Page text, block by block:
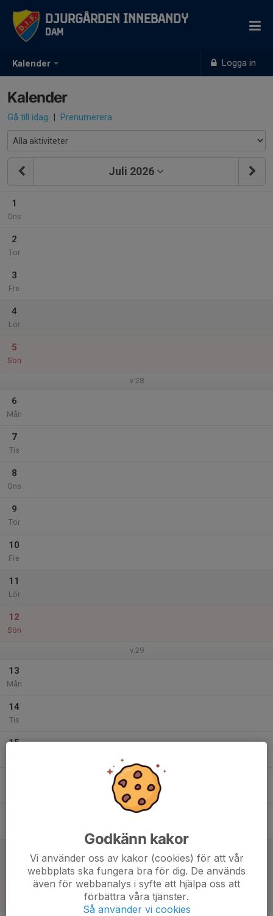
Kalender Logga in
Djurgården Innebandy
Dam
Kalender
Gå till idag | Prenumerera
Juli 2026
1
Ons
2
Tor
3
Fre
4
Lör
5
Sön
v.28
6
Mån
7
Tis
8
Ons
9
Tor
10
Fre
11
Lör
12
Sön
v.29
13
Mån
14
Tis
15
Godkänn kakor
Vi använder oss av kakor (cookies) för att vår
webbplats ska fungera bra för dig. De används
även för webbanalys i syfte att hjälpa oss att
förbättra våra tjänster.
Så använder vi cookies